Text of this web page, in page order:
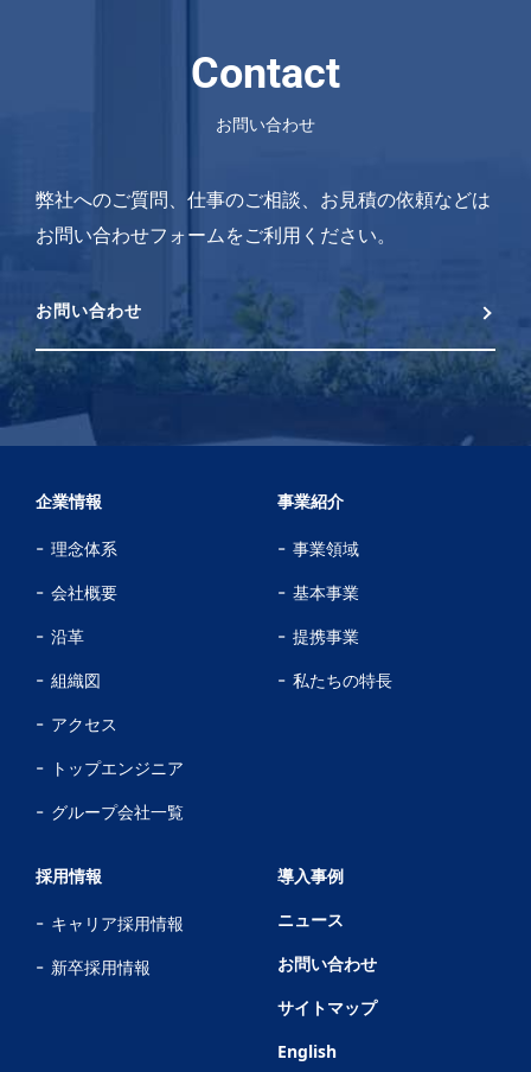
Contact
お問い合わせ
弊社へのご質問、仕事のご相談、お見積の依頼などは
お問い合わせフォームをご利用ください。
お問い合わせ
企業情報
理念体系
会社概要
沿革
組織図
アクセス
トップエンジニア
グループ会社一覧
事業紹介
事業領域
基本事業
提携事業
私たちの特長
採用情報
キャリア採用情報
新卒採用情報
導入事例
ニュース
お問い合わせ
サイトマップ
English